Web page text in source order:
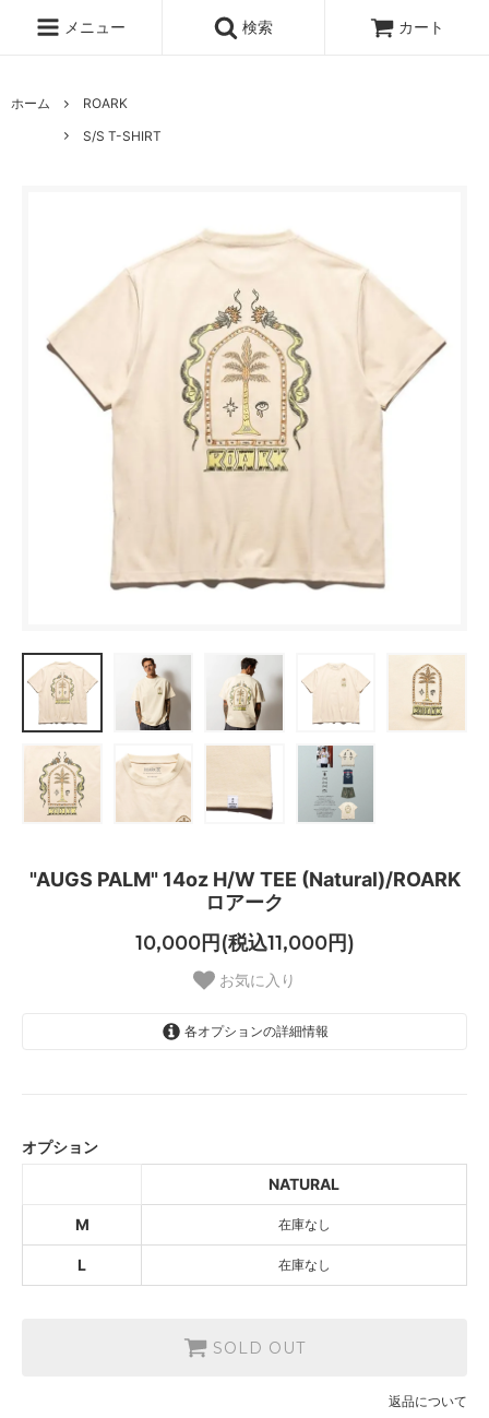
メニュー 検索 カート
ホーム
ROARK
S/S T-SHIRT
"AUGS PALM" 14oz H/W TEE (Natural)/ROARK
ロアーク
10,000円(税込11,000円)
お気に入り
各オプションの詳細情報
オプション
NATURAL
M 在庫なし
L 在庫なし
SOLD OUT
返品について